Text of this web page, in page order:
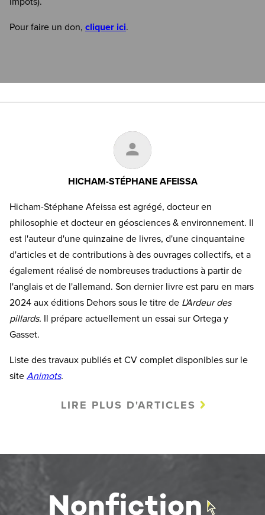
Pour faire un don, cliquer ici.
HICHAM-STÉPHANE AFEISSA
Hicham-Stéphane Afeissa est agrégé, docteur en
philosophie et docteur en géosciences & environnement. Il
est l'auteur d'une quinzaine de livres, d'une cinquantaine
d'articles et de contributions à des ouvrages collectifs, et a
également réalisé de nombreuses traductions à partir de
l'anglais et de l'allemand. Son dernier livre est paru en mars
2024 aux éditions Dehors sous le titre de L'Ardeur des
pillards. Il prépare actuellement un essai sur Ortega y
Gasset.
Liste des travaux publiés et CV complet disponibles sur le
site Animots.
LIRE PLUS D'ARTICLES